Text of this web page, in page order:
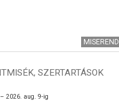
MISEREND
SZERTARTÁSOK
2026. aug. 9-ig